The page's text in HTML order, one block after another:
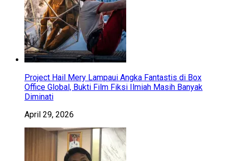
Project Hail Mery Lampaui Angka Fantastis di Box
Office Global, Bukti Film Fiksi Ilmiah Masih Banyak
Diminati
April 29, 2026